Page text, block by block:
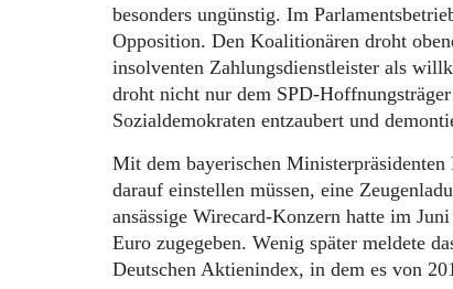
besonders ungünstig. Im
Opposition. Den Koalitionären droht
insolventen Zahlungsdienstleister als
droht nicht nur dem SPD-
Sozialdemokraten entzaubert und
Mit dem bayerischen
darauf einstellen müssen, eine
ansässige Wirecard-Konzern hatte im
Euro zugegeben. Wenig später meldete
Deutschen Aktienindex, in dem es von